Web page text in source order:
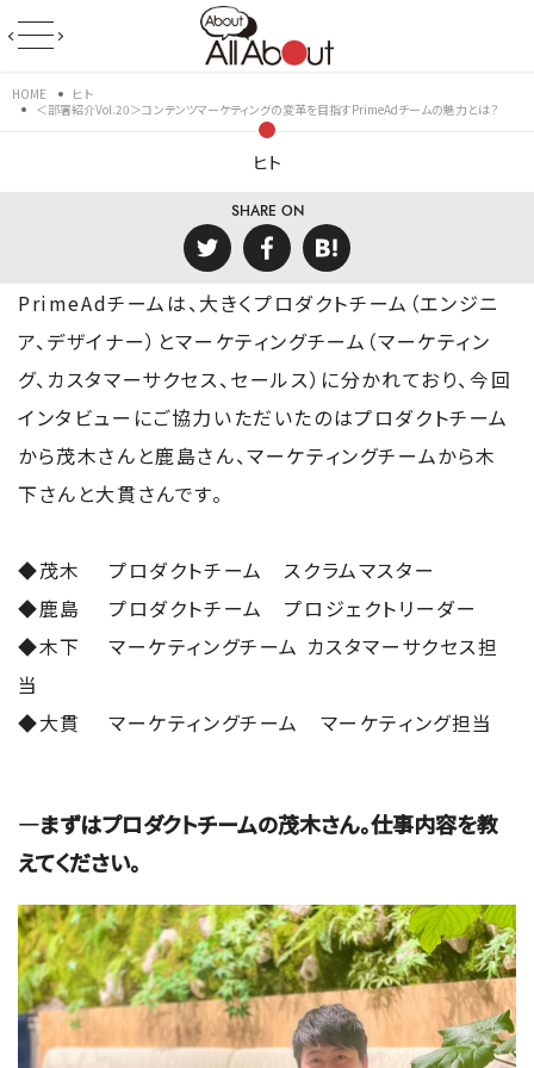
HOME
ヒト
＜部署紹介Vol.20＞コンテンツマーケティングの変革を目指すPrimeAdチームの魅力とは？
ヒト
SHARE ON
PrimeAdチームは、大きくプロダクトチーム（エンジニ
ア、デザイナー）とマーケティングチーム（マーケティン
グ、カスタマーサクセス、セールス）に分かれており、今回
インタビューにご協力いただいたのはプロダクトチーム
から茂木さんと鹿島さん、マーケティングチームから木
下さんと大貫さんです。
◆茂木 プロダクトチーム スクラムマスター
◆鹿島 プロダクトチーム プロジェクトリーダー
◆木下 マーケティングチーム カスタマーサクセス担
当
◆大貫 マーケティングチーム マーケティング担当
―まずはプロダクトチームの茂木さん。仕事内容を教
えてください。